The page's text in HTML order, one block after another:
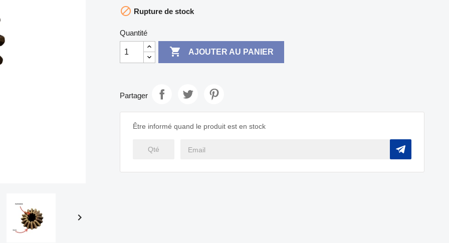

 Rupture de stock
Quantité
 AJOUTER AU PANIER
Partager
Être informé quand le produit est en stock